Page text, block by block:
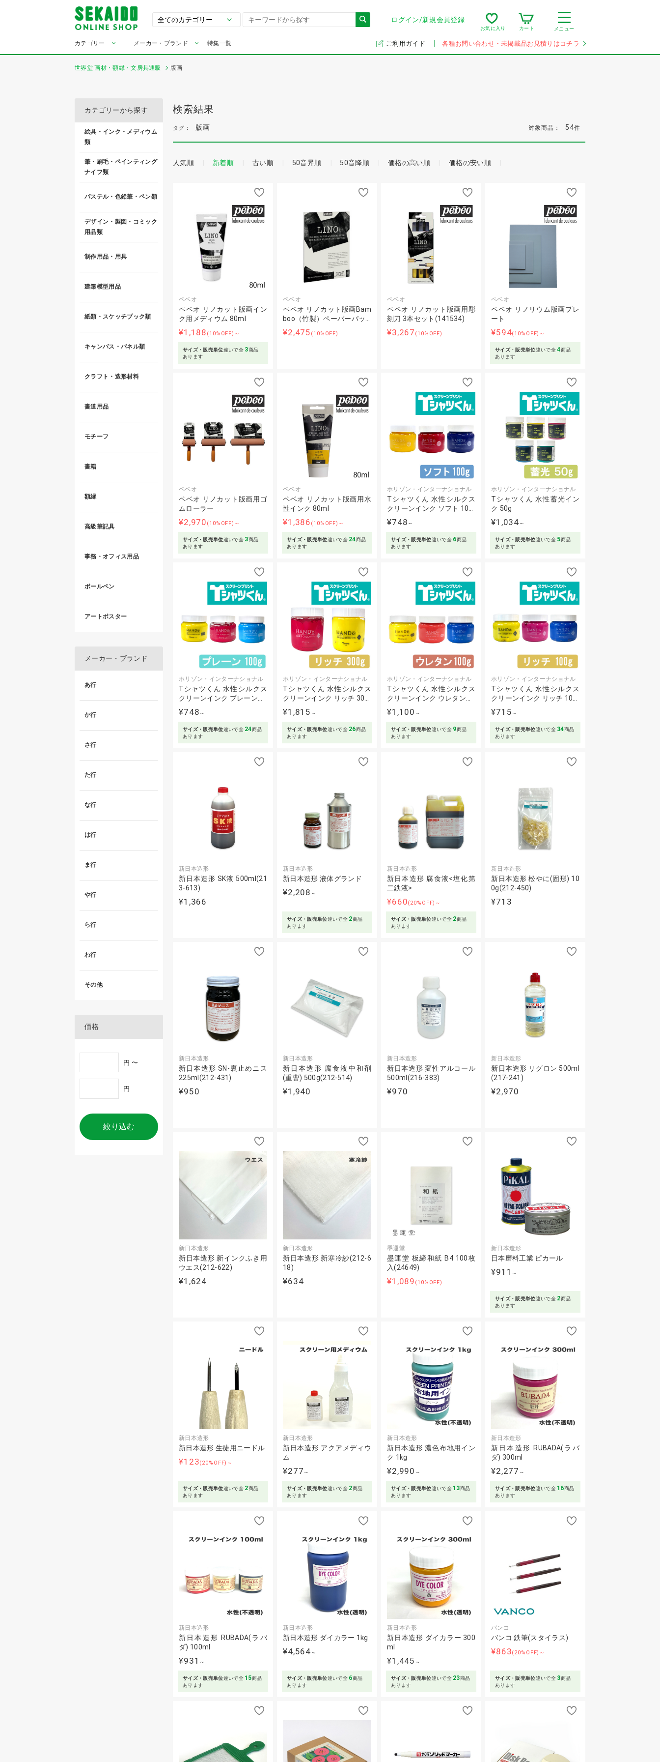
ログイン/新規会員登録
お気に入り カート メニュー
カテゴリー メーカー・ブランド 特集一覧 ご利用ガイド 各種お問い合わせ・未掲載品お見積りはコチラ
世界堂 画材・額縁・文房具通販 版画
検索結果
タグ： 版画 対象商品： 54件
人気順 新着順 古い順 50音昇順 50音降順 価格の高い順 価格の安い順
ペベオ
ペベオ リノカット版画イン
ク用メディウム 80ml
¥1,188 (10%OFF)～
サイズ・販売単位違いで全 3商品
あります
ペベオ
ペベオ リノカット版画Bam
boo（竹製）ペーパーパッ…
¥2,475 (10%OFF)
ペベオ
ペベオ リノカット版画用彫
刻刀 3本セット(141534)
¥3,267 (10%OFF)
ペベオ
ペベオ リノリウム版画プレ
ート
¥594(10%OFF)～
サイズ・販売単位違いで全4商品
あります
ペベオ
ペベオ リノカット版画用ゴ
ムローラー
¥2,970 (10%OFF)～
サイズ・販売単位違いで全 3商品
あります
ペベオ
ペベオ リノカット版画用水
性インク 80ml
¥1,386 (10%OFF)～
サイズ・販売単位違いで全 24商品
あります
ホリゾン・インターナショナル
Tシャツくん 水性シルクス
クリーンインク ソフト 10…
¥748 ～
サイズ・販売単位違いで全 6商品
あります
ホリゾン・インターナショナル
Tシャツくん 水性蓄光イン
ク 50g
¥1,034 ～
サイズ・販売単位違いで全 5商品
あります
ホリゾン・インターナショナル
Tシャツくん 水性シルクス
クリーンインク プレーン…
¥748 ～
サイズ・販売単位違いで全 24商品
あります
ホリゾン・インターナショナル
Tシャツくん 水性シルクス
クリーンインク リッチ 30…
¥1,815 ～
サイズ・販売単位違いで全 26商品
あります
ホリゾン・インターナショナル
Tシャツくん 水性シルクス
クリーンインク ウレタン…
¥1,100 ～
サイズ・販売単位違いで全 9商品
あります
ホリゾン・インターナショナル
Tシャツくん 水性シルクス
クリーンインク リッチ 10…
¥715 ～
サイズ・販売単位違いで全 34商品
あります
新日本造形
新日本造形 SK液 500ml(21
3-613)
¥1,366
新日本造形
新日本造形 液体グランド
¥2,208 ～
サイズ・販売単位違いで全 2商品
あります
新日本造形
新日本造形 腐食液<塩化第
二鉄液>
¥660(20%OFF)～
サイズ・販売単位違いで全 2商品
あります
新日本造形
新日本造形 松やに(固形) 10
0g(212-450)
¥713
新日本造形
新日本造形 SN-裏止めニス
225ml(212-431)
¥950
新日本造形
新日本造形 腐食液中和剤
(重曹) 500g(212-514)
¥1,940
新日本造形
新日本造形 変性アルコール
500ml(216-383)
¥970
新日本造形
新日本造形 リグロン 500ml
(217-241)
¥2,970
新日本造形
新日本造形 新インクふき用
ウエス(212-622)
¥1,624
新日本造形
新日本造形 新寒冷紗(212-6
18)
¥634
墨運堂
墨運堂 板締和紙 B4 100枚
入(24649)
¥1,089 (10%OFF)
新日本造形
日本磨料工業 ピカール
¥911 ～
サイズ・販売単位違いで全 2商品
あります
新日本造形
新日本造形 生徒用ニードル
¥123(20%OFF)～
サイズ・販売単位違いで全 2商品
あります
新日本造形
新日本造形 アクアメディウ
ム
¥277 ～
サイズ・販売単位違いで全 2商品
あります
新日本造形
新日本造形 濃色布地用イン
ク 1kg
¥2,990 ～
サイズ・販売単位違いで全 13商品
あります
新日本造形
新日本造形 RUBADA(ラバ
ダ) 300ml
¥2,277 ～
サイズ・販売単位違いで全 16商品
あります
新日本造形
新日本造形 RUBADA(ラバ
ダ) 100ml
¥931 ～
サイズ・販売単位違いで全 15商品
あります
新日本造形
新日本造形 ダイカラー 1kg
¥4,564 ～
サイズ・販売単位違いで全 6商品
あります
新日本造形
新日本造形 ダイカラー 300
ml
¥1,445 ～
サイズ・販売単位違いで全 23商品
あります
バンコ
バンコ 鉄筆(スタイラス)
¥863(20%OFF)～
サイズ・販売単位違いで全 3商品
あります
カテゴリーから探す
絵具・インク・メディウム
類
筆・刷毛・ペインティング
ナイフ類
パステル・色鉛筆・ペン類
デザイン・製図・コミック
用品類
制作用品・用具
建築模型用品
紙類・スケッチブック類
キャンバス・パネル類
クラフト・造形材料
書道用品
モチーフ
書籍
額縁
高級筆記具
事務・オフィス用品
ボールペン
アートポスター
メーカー・ブランド
あ行
か行
さ行
た行
な行
は行
ま行
や行
ら行
わ行
その他
価格
円 〜
円
絞り込む